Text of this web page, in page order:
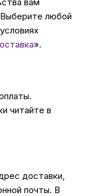
в Самаре
любой
».
читайте в
доставки,
почты. В